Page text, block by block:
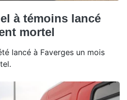
à témoins lancé
mortel
lancé à Faverges un mois